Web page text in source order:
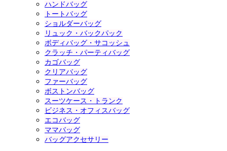
ハンドバッグ
トートバッグ
ショルダーバッグ
リュック・バックパック
ボディバッグ・サコッシュ
クラッチ・パーティバッグ
カゴバッグ
クリアバッグ
ファーバッグ
ボストンバッグ
スーツケース・トランク
ビジネス・オフィスバッグ
エコバッグ
ママバッグ
バッグアクセサリー